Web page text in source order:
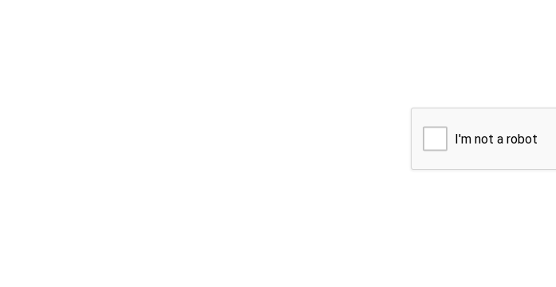
I'm not a robot